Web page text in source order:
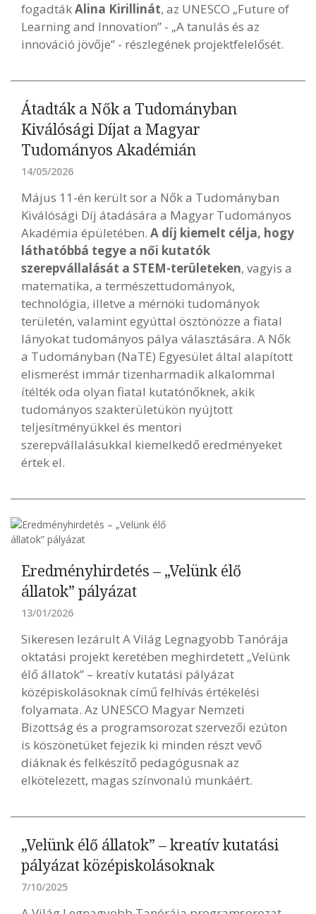
fogadtákAlina Kirillinát, az UNESCO „Future of
Learning and Innovation” - „A tanulás és az
innováció jövője” - részlegének projektfelelősét.
Átadták a Nők a Tudományban
Kiválósági Díjat a Magyar
Tudományos Akadémián
14/05/2026
Május 11-én került sor a Nők a Tudományban
Kiválósági Díj átadására a Magyar Tudományos
Akadémia épületében. A díj kiemelt célja, hogy
láthatóbbá tegye a női kutatók
szerepvállalását a STEM-területeken, vagyis a
matematika, a természettudományok,
technológia, illetve a mérnöki tudományok
területén, valamint egyúttal ösztönözze a fiatal
lányokat tudományos pálya választására. A Nők
a Tudományban (NaTE) Egyesület által alapított
elismerést immár tizenharmadik alkalommal
ítélték oda olyan fiatal kutatónőknek, akik
tudományos szakterületükön nyújtott
teljesítményükkel és mentori
szerepvállalásukkal kiemelkedő eredményeket
értek el.
Eredményhirdetés – „Velünk élő
állatok” pályázat
13/01/2026
Sikeresen lezárult A Világ Legnagyobb Tanórája
oktatási projekt keretében meghirdetett „Velünk
élő állatok” – kreatív kutatási pályázat
középiskolásoknak című felhívás értékelési
folyamata. Az UNESCO Magyar Nemzeti
Bizottság és a programsorozat szervezői ezúton
is köszönetüket fejezik ki minden részt vevő
diáknak és felkészítő pedagógusnak az
elkötelezett, magas színvonalú munkáért.
„Velünk élő állatok” – kreatív kutatási
pályázat középiskolásoknak
7/10/2025